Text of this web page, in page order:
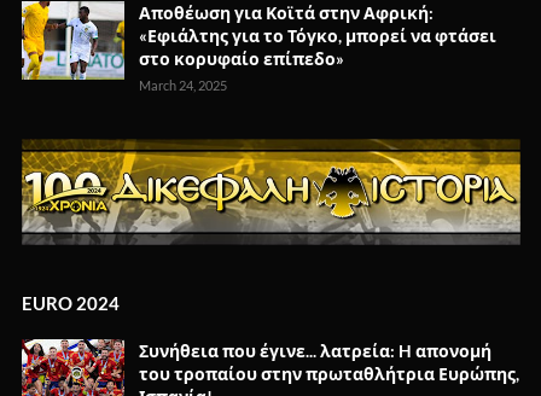
Αποθέωση για Κοϊτά στην Αφρική:
«Εφιάλτης για το Τόγκο, μπορεί να φτάσει
στο κορυφαίο επίπεδο»
March 24, 2025
EURO 2024
Συνήθεια που έγινε... λατρεία: H απονομή
του τροπαίου στην πρωταθλήτρια Ευρώπης,